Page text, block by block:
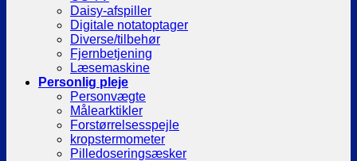
Daisy-afspiller
Digitale notatoptager
Diverse/tilbehør
Fjernbetjening
Læsemaskine
Personlig pleje
Personvægte
Målearktikler
Forstørrelsesspejle
kropstermometer
Pilledoseringsæsker